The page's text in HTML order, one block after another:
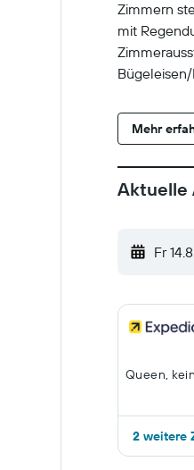
Zimmern
mit
Mehr
Aktuelle
Fr
Queen,
2 weitere